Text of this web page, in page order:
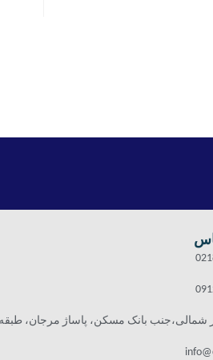
شمالی،جنب بانک مسکن، پاساژ مرجان، طبقه